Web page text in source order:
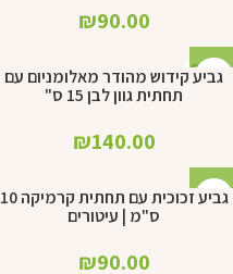
₪90.00
SOL
D OU
גביע קידוש מהודר מאלומניום עם
תחתית גוון לבן 15 ס"
₪140.00
גביע זכוכית עם תחתית קרמיקה 10
ס"מ | עיטורים
₪90.00